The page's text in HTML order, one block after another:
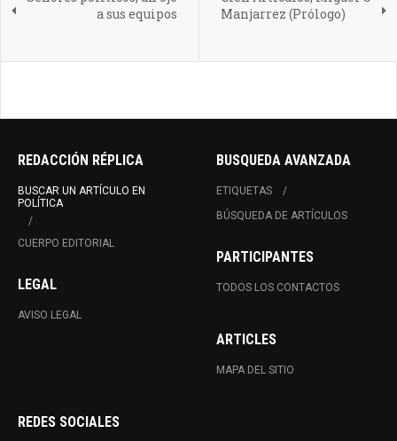
a sus equipos
Manjarrez (Prólogo)
REDACCIÓN RÉPLICA
BUSCAR UN ARTÍCULO EN
POLÍTICA
CUERPO EDITORIAL
LEGAL
AVISO LEGAL
BUSQUEDA AVANZADA
ETIQUETAS
BÚSQUEDA DE ARTÍCULOS
PARTICIPANTES
TODOS LOS CONTACTOS
ARTICLES
MAPA DEL SITIO
REDES SOCIALES